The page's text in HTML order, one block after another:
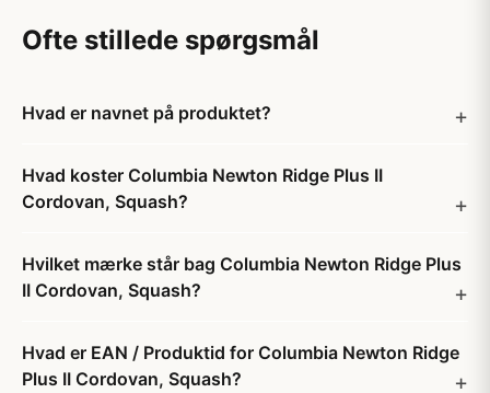
Ofte stillede spørgsmål
Hvad er navnet på produktet?
Hvad koster Columbia Newton Ridge Plus II
Cordovan, Squash?
Hvilket mærke står bag Columbia Newton Ridge Plus
II Cordovan, Squash?
Hvad er EAN / Produktid for Columbia Newton Ridge
Plus II Cordovan, Squash?